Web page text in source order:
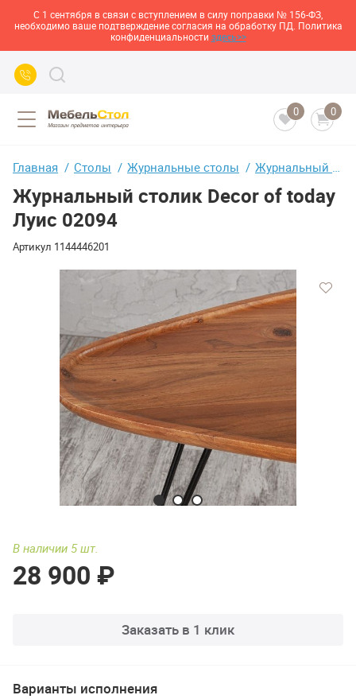
С 1 сентября в связи с вступлением в силу поправки № 156-ФЗ,
необходимо ваше подтверждение согласия на обработку ПД. Политика
конфиденциальности здесь>>
0 0
Главная Столы Журнальные столы Журнальный столик Decor of today Луис 02094
Журнальный столик Decor of today
Луис 02094
Артикул 1144446201
В наличии 5 шт.
28 900 ₽
Заказать в 1 клик
Варианты исполнения